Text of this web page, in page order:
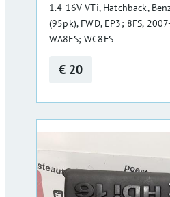
1.4 16V VTi, Hatchback,
(95pk), FWD, EP3; 8FS,
WA8FS; WC8FS
€ 20